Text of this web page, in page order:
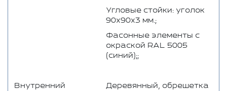
Угловые стойки: уголок
90х90х3 мм.;
Фасонные элементы с
окраской RAL 5005
(синий);;
Внутренний
Деревянный, обрешетка